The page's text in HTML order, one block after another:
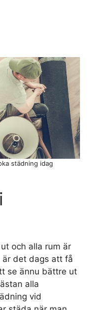
och alla rum är
är det dags att få
se ännu bättre ut
alla
vid
städning idag